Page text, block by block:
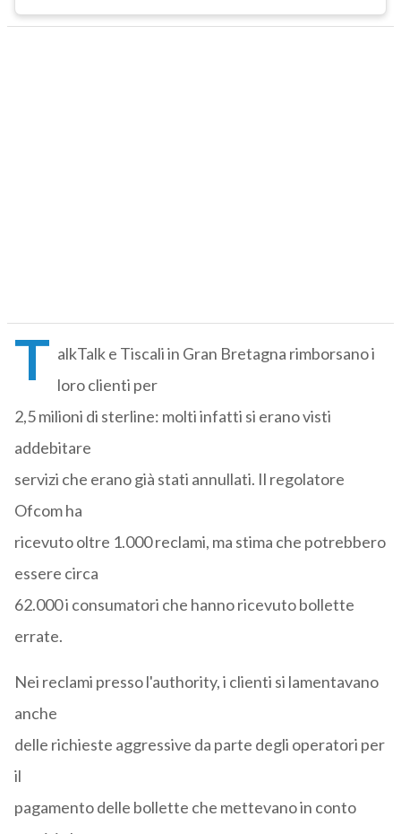
T alkTalk e Tiscali in Gran Bretagna rimborsano i
loro clienti per
2,5 milioni di sterline: molti infatti si erano visti
addebitare
servizi che erano già stati annullati. Il regolatore
Ofcom ha
ricevuto oltre 1.000 reclami, ma stima che potrebbero
essere circa
62.000 i consumatori che hanno ricevuto bollette
errate.
Nei reclami presso l'authority, i clienti si lamentavano
anche
delle richieste aggressive da parte degli operatori per
il
pagamento delle bollette che mettevano in conto